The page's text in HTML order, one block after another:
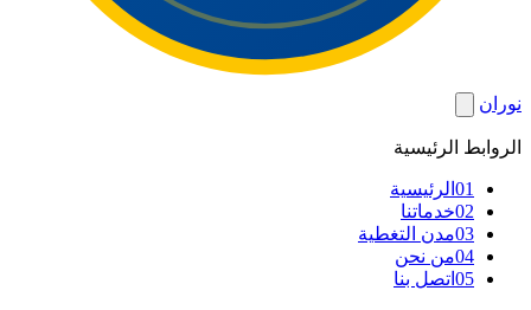
نوران
الروابط الرئيسية
01 الرئيسية
02خدماتنا
03مدن التغطية
04من نحن
05 اتصل بنا